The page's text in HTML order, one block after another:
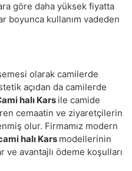
göre daha yüksek fiyatta
boyunca kullanım vadeden
olarak camilerde
açıdan da camilerde
halı Kars ile camide
cemaatin ve ziyaretçilerin
olur. Firmamız modern
halı Kars modellerinin
avantajlı ödeme koşulları